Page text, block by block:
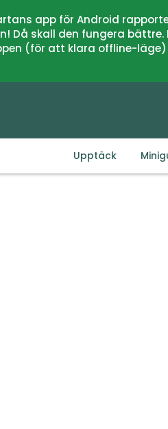
app för Android
Då skall den fungera
(för att klara offline-
Upptäck